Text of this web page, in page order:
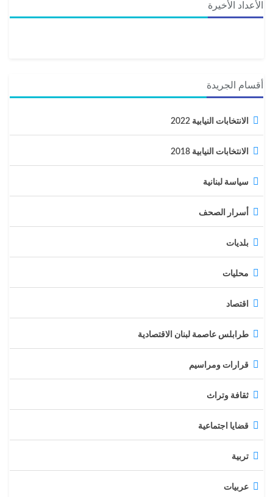
الأعداد الأخيرة
أقسام الجريدة
الانتخابات النيابية 2022
الانتخابات النيابية 2018
سياسة لبنانية
أسرار الصحف
بلديات
محليات
اقتصاد
طرابلس عاصمة لبنان الاقتصادية
قرارات ومراسيم
ثقافة وتراث
قضايا اجتماعية
تربية
عربيات